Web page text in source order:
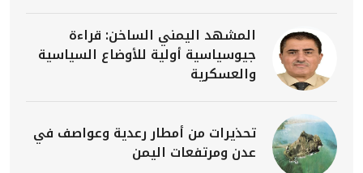
المشهد اليمني الساخن: قراءة
جيوسياسية أولية للأوضاع السياسية
والعسكرية
تحذيرات من أمطار رعدية وعواصف في
عدن ومرتفعات اليمن